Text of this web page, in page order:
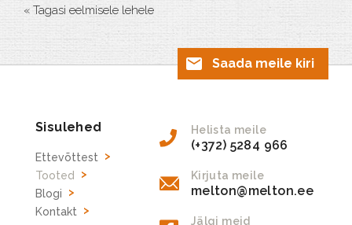
« Tagasi eelmisele lehele
Sisulehed
Ettevõttest
Tooted
Blogi
Kontakt
Helista meile
(+372) 5284 966
Kirjuta meile
melton@melton.ee
Jälgi meid
Saada meile kiri